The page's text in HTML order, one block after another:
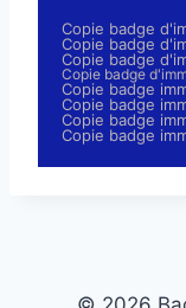
Copie badge
Copie badge
Copie badge
Copie badge
Copie badge
Copie badge
Copie badge
Copie badge